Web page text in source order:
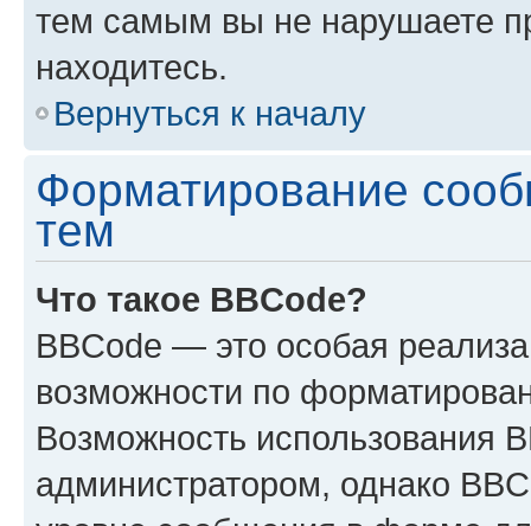
тем самым вы не нарушаете
находитесь.
Вернуться к началу
Форматирование
тем
Что такое BBCode?
BBCode — это особая
возможности по
Возможность использования
администратором, однако